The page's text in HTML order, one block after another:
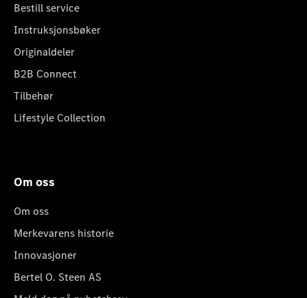
Bestill service
Instruksjonsbøker
Originaldeler
B2B Connect
Tilbehør
Lifestyle Collection
Om oss
Om oss
Merkevarens historie
Innovasjoner
Bertel O. Steen AS